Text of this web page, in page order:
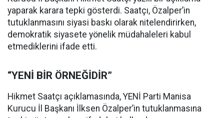
yaparak karara tepki gösterdi. Saatçı, Özalper’in
tutuklanmasını siyasi baskı olarak nitelendirirken,
demokratik siyasete yönelik müdahaleleri kabul
etmediklerini ifade etti.
“YENİ BİR ÖRNEĞİDİR”
Hikmet Saatçı açıklamasında, YENİ Parti Manisa
Kurucu İl Başkanı İlksen Özalper’in tutuklanmasına